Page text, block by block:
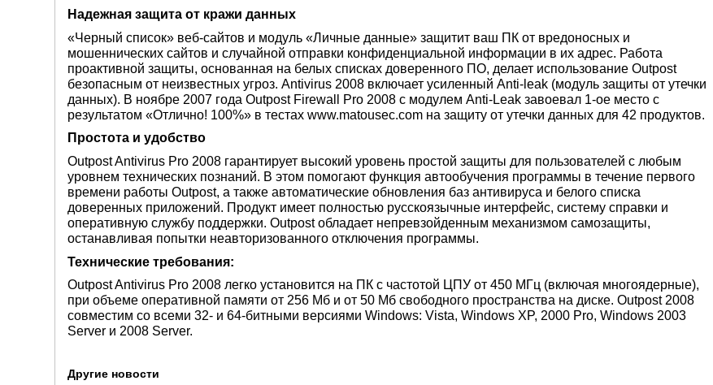
Надежная защита от кражи данных
«Черный список» веб-сайтов и модуль «Личные данные» защитит ваш ПК от вредоносных и
мошеннических сайтов и случайной отправки конфиденциальной информации в их адрес. Работа
проактивной защиты, основанная на белых списках доверенного ПО, делает использование Outpost
безопасным от неизвестных угроз. Antivirus 2008 включает усиленный Anti-leak (модуль защиты от утечки
данных). В ноябре 2007 года Outpost Firewall Pro 2008 с модулем Anti-Leak завоевал 1-ое место с
результатом «Отлично! 100%» в тестах www.matousec.com на защиту от утечки данных для 42 продуктов.
Простота и удобство
Outpost Antivirus Pro 2008 гарантирует высокий уровень простой защиты для пользователей с любым
уровнем технических познаний. В этом помогают функция автообучения программы в течение первого
времени работы Outpost, а также автоматические обновления баз антивируса и белого списка
доверенных приложений. Продукт имеет полностью русскоязычные интерфейс, систему справки и
оперативную службу поддержки. Outpost обладает непревзойденным механизмом самозащиты,
останавливая попытки неавторизованного отключения программы.
Технические требования:
Outpost Antivirus Pro 2008 легко установится на ПК с частотой ЦПУ от 450 МГц (включая многоядерные),
при объеме оперативной памяти от 256 Мб и от 50 Мб свободного пространства на диске. Outpost 2008
совместим со всеми 32- и 64-битными версиями Windows: Vista, Windows XP, 2000 Pro, Windows 2003
Server и 2008 Server.
Другие новости